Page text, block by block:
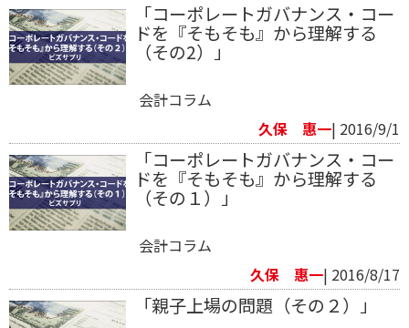
「コーポレートガバナンス・コー
ドを『そもそも』から理解する
（その2）」
会計コラム
久保 惠一| 2016/9/1
「コーポレートガバナンス・コー
ドを『そもそも』から理解する
（その１）」
会計コラム
久保 惠一| 2016/8/17
「親子上場の問題（その２）」